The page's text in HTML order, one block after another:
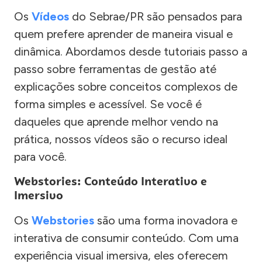
Os Vídeos do Sebrae/PR são pensados para
quem prefere aprender de maneira visual e
dinâmica. Abordamos desde tutoriais passo a
passo sobre ferramentas de gestão até
explicações sobre conceitos complexos de
forma simples e acessível. Se você é
daqueles que aprende melhor vendo na
prática, nossos vídeos são o recurso ideal
para você.
Webstories: Conteúdo Interativo e
Imersivo
Os Webstories são uma forma inovadora e
interativa de consumir conteúdo. Com uma
experiência visual imersiva, eles oferecem